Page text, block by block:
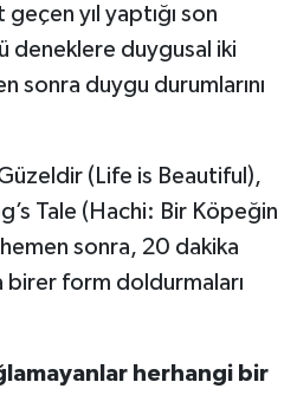
yıl yaptığı son
deneklere duygusal iki
sonra duygu durumlarını
(Life is Beautiful),
Tale (Hachi: Bir Köpeğin
sonra, 20 dakika
birer form doldurmaları
herhangi bir